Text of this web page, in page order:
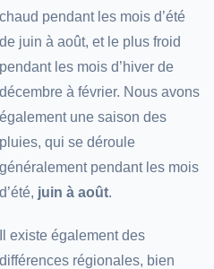
chaud pendant les mois d’été
de juin à août, et le plus froid
pendant les mois d’hiver de
décembre à février. Nous avons
également une saison des
pluies, qui se déroule
généralement pendant les mois
d’été, juin à août.
Il existe également des
différences régionales, bien